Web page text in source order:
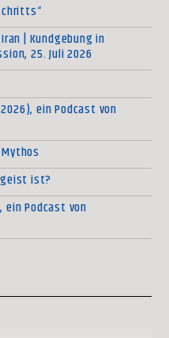
| Kundgebung in
25. Juli 2026
ein Podcast von
ist?
ein Podcast von